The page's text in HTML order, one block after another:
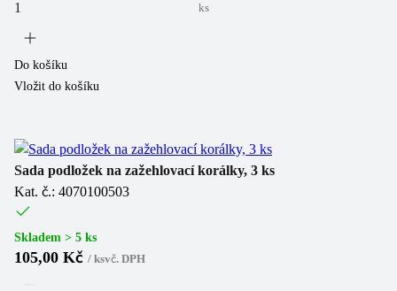
ks
Do košíku
Vložit do košíku
Sada podložek na zažehlovací korálky, 3 ks
Kat. č.: 4070100503
Skladem > 5 ks
105,00 Kč / ksvč. DPH